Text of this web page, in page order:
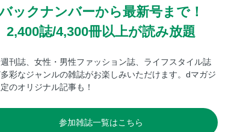
広
ックナンバーから最新号まで！
2,400誌/4,300冊以上が読み放題
刊誌、女性・男性ファッション誌、ライフスタイル誌
彩なジャンルの雑誌がお楽しみいただけます。dマガジ
のオリジナル記事も！
参加雑誌一覧はこちら